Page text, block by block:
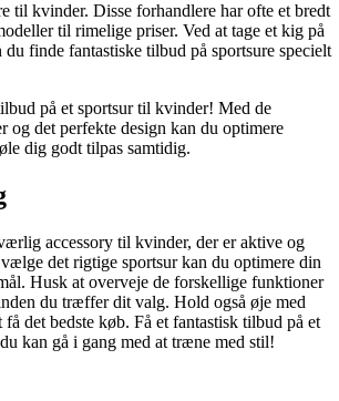
til kvinder. Disse forhandlere har ofte et bredt
til rimelige priser. Ved at tage et kig på
du finde fantastiske tilbud på sportsure specielt
på et sportsur til kvinder! Med de
og det perfekte design kan du optimere
dig godt tilpas samtidig.
accessory til kvinder, der er aktive og
det rigtige sportsur kan du optimere din
Husk at overveje de forskellige funktioner
du træffer dit valg. Hold også øje med
det bedste køb. Få et fantastisk tilbud på et
kan gå i gang med at træne med stil!